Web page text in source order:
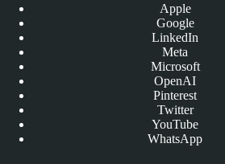
Apple
Google
LinkedIn
Meta
Microsoft
OpenAI
Pinterest
Twitter
YouTube
WhatsApp